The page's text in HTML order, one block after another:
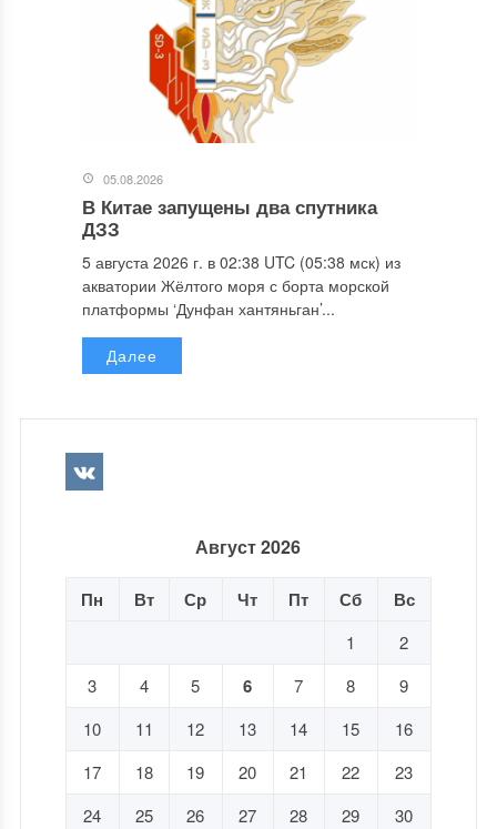
05.08.2026
В Китае запущены два спутника
ДЗЗ
5 августа 2026 г. в 02:38 UTC (05:38 мск) из
акватории Жёлтого моря с борта морской
платформы ‘Дунфан хантяньган’...
Далее
Август 2026
Пн Вт Ср Чт Пт Сб Вс
1
2
3
4 5 6 7 8
9
10
11 12 13 14 15
16
17
18 19 20 21 22
23
24
25 26 27 28 29
30